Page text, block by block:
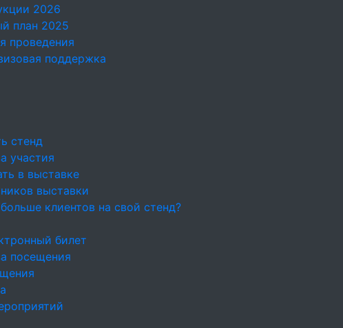
2026
план 2025
проведения
поддержка
стенд
участия
в выставке
выставки
клиентов на свой стенд?
билет
посещения